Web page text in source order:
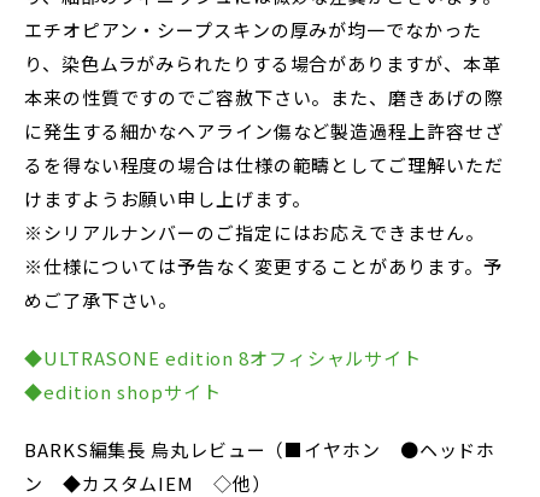
エチオピアン・シープスキンの厚みが均一でなかった
り、染色ムラがみられたりする場合がありますが、本革
本来の性質ですのでご容赦下さい。また、磨きあげの際
に発生する細かなヘアライン傷など製造過程上許容せざ
るを得ない程度の場合は仕様の範疇としてご理解いただ
けますようお願い申し上げます。
※シリアルナンバーのご指定にはお応えできません。
※仕様については予告なく変更することがあります。予
めご了承下さい。
◆ULTRASONE edition 8オフィシャルサイト
◆edition shopサイト
BARKS編集長 烏丸レビュー（■イヤホン ●ヘッドホ
ン ◆カスタムIEM ◇他）